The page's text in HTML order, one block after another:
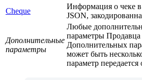
Cheque
Информация о чеке
JSON,
Дополнительные
параметры
Любые
параметры Продавца
Дополнительных
может быть
параметр передается